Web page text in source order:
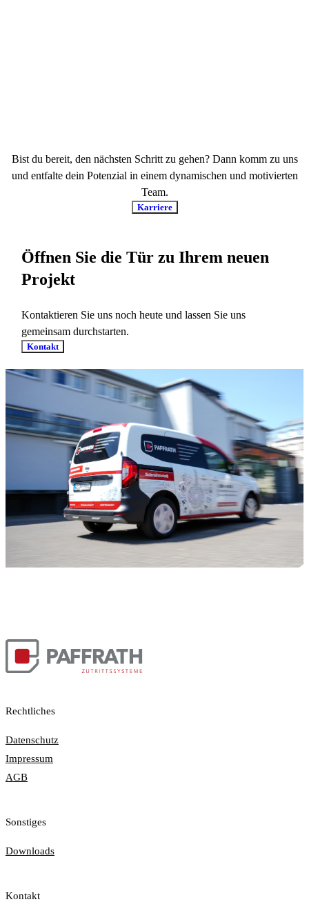
Bist du bereit, den nächsten Schritt zu gehen? Dann komm zu uns
und entfalte dein Potenzial in einem dynamischen und motivierten
Team.
Karriere
Öffnen Sie die Tür zu Ihrem neuen
Projekt
Kontaktieren Sie uns noch heute und lassen Sie uns
gemeinsam durchstarten.
Kontakt
Rechtliches
Datenschutz
Impressum
AGB
Sonstiges
Downloads
Kontakt